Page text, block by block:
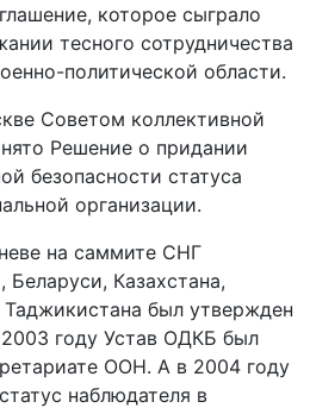
которое сыграло
тесного сотрудничества
политической области.
Советом коллективной
Решение о придании
безопасности статуса
организации.
на саммите СНГ
Беларуси, Казахстана,
был утвержден
году Устав ОДКБ был
ООН. А в 2004 году
наблюдателя в